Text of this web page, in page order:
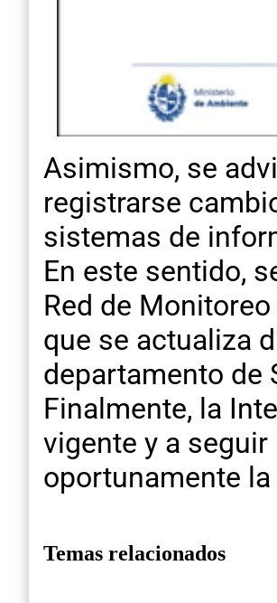
Asimismo, se
registrarse
sistemas de
En este sentido,
Red de
que se actualiza
departamento de
Finalmente, la
vigente y a
oportunamente
Temas relacionados